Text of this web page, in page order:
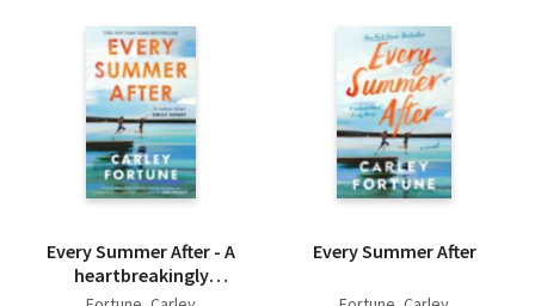
Every Summer After - A
heartbreakingly
gripping story of love
Every Summer After